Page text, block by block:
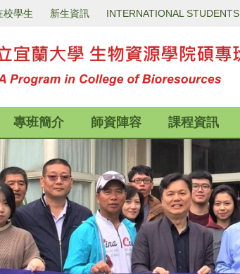
校學生 新生資訊 INTERNATIONAL STUDENTS
專班簡介 師資陣容 課程資訊